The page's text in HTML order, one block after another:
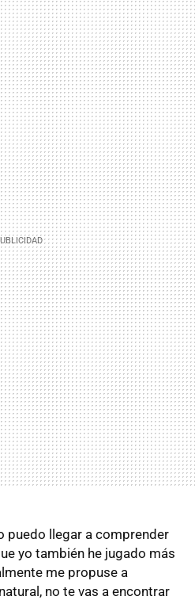
puedo llegar a comprender
yo también he jugado más
me propuse a
no te vas a encontrar